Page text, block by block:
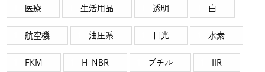
医療 生活用品 透明 白
航空機 油圧系 日光 水素
FKM H-NBR ブチル IIR